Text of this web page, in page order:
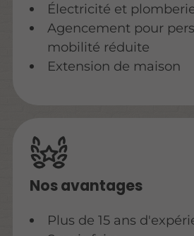
Électricité et
Agencement pour
mobilité réduite
Extension de maison
Nos avantages
Plus de 15 ans